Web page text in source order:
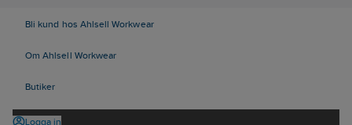
Bli kund hos Ahlsell Workwear
Om Ahlsell Workwear
Butiker
Logga in